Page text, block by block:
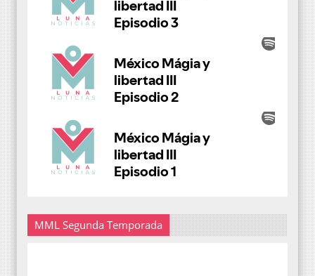
MML Segunda Temporada